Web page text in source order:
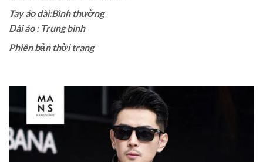
Tay áo dài:Bình thường
Dài áo : Trung bình
Phiên bản thời trang